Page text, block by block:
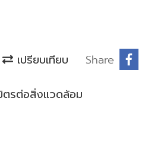
เปรียบเทียบ Share
รต่อสิ่งแวดล้อม